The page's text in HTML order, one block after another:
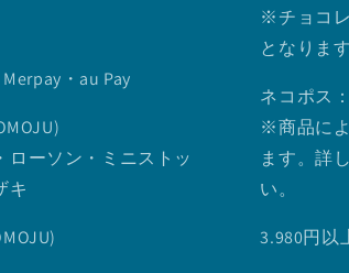
・au Pay
ローソン・ミニストッ
キ
※チョコ
となります
ネコポス
※商品に
ます。詳
い。
3.980円以